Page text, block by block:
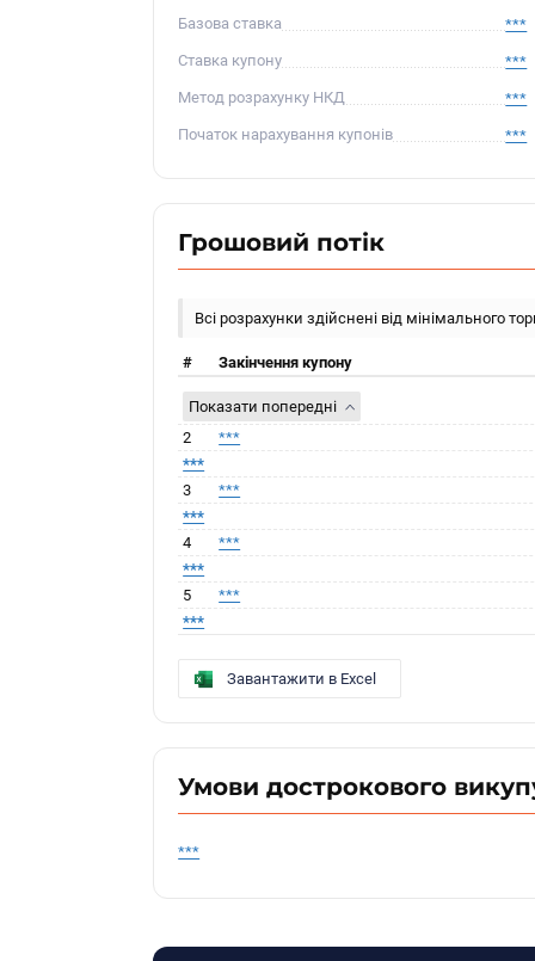
Базова ставка
***
Ставка купону
***
Метод розрахунку НКД
***
Початок нарахування купонів
***
Грошовий потік
Всі розрахунки здійснені від мінімального
# Закінчення купону
Показати попередні
2
***
***
3
***
***
4
***
***
5
***
***
Завантажити в Excel
Умови дострокового
***